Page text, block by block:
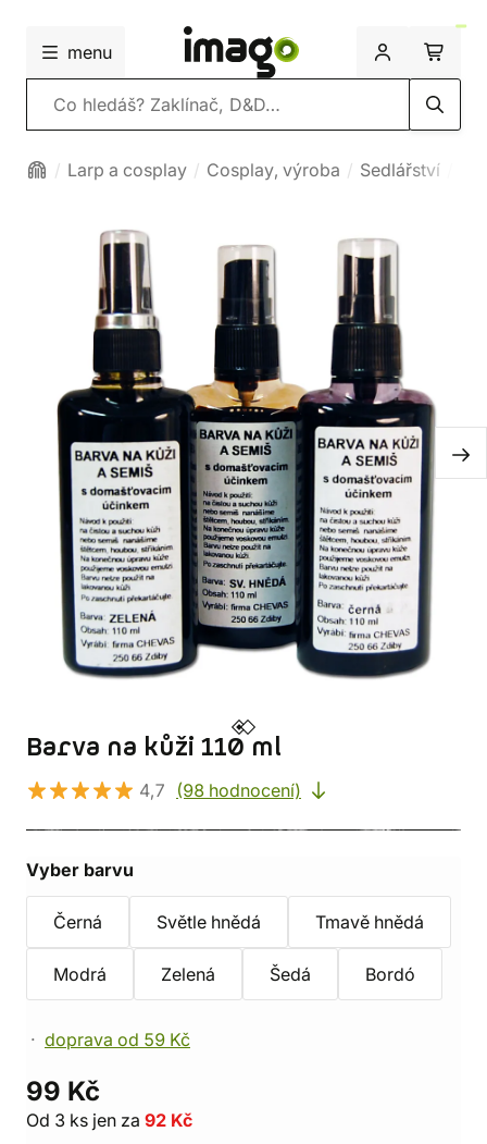
menu
Vyhledávání
Larp a cosplay Cosplay, výroba Sedlářství
Barva na kůži 110 ml
4,7 (98 hodnocení)
Vyber barvu
Černá Světle hnědá Tmavě hnědá
Modrá Zelená Šedá Bordó
doprava od 59 Kč
99 Kč
Od 3 ks jen za 92 Kč